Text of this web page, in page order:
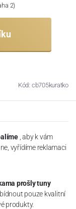
2)
Kód: cb705kuratko
, aby k vám
vyřídíme reklamaci
prošly tuny
pouze kvalitní
produkty.